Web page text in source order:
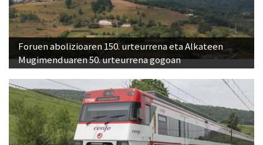
Foruen abolizioaren 150. urteurrena eta Alkateen
Mugimenduaren 50. urteurrena gogoan